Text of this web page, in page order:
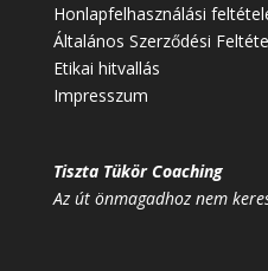
Honlapfelhasználási
Általános Szerződési
Etikai hitvallás
Impresszum
Tiszta Tükör Coaching
Az út önmagadhoz nem